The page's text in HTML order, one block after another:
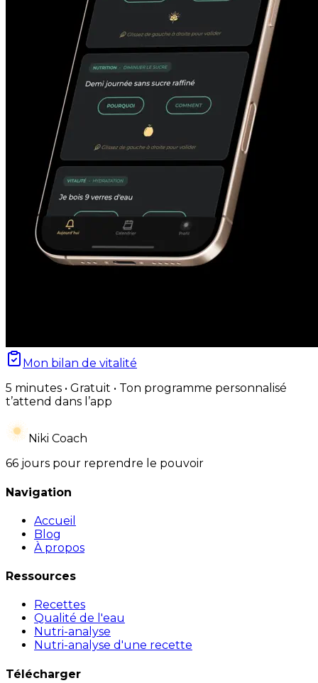
Mon bilan de vitalité
5 minutes • Gratuit • Ton programme personnalisé
t’attend dans l’app
Niki Coach
66 jours pour reprendre le pouvoir
Navigation
Accueil
Blog
À propos
Ressources
Recettes
Qualité de l'eau
Nutri-analyse
Nutri-analyse d'une recette
Télécharger